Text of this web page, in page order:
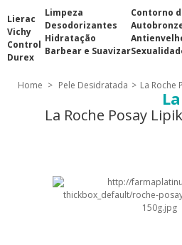
Lierac
Vichy
Control
Durex
Limpeza
Desodorizantes
Hidratação
Barbear e Suavizar
Contorno
Home > Pele Desidratada > La Roche
La Roche Posay